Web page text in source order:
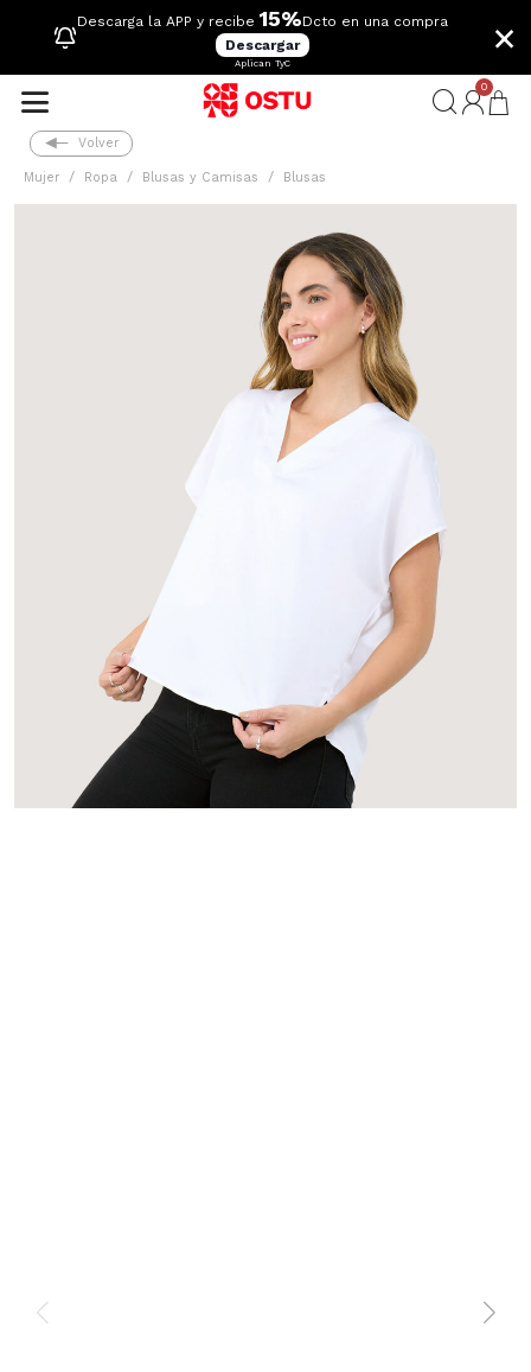
Descarga la APP y recibe 15%Dcto en una compra
Descargar
Aplican TyC
×
0
Volver
Mujer Ropa Blusas y Camisas Blusas